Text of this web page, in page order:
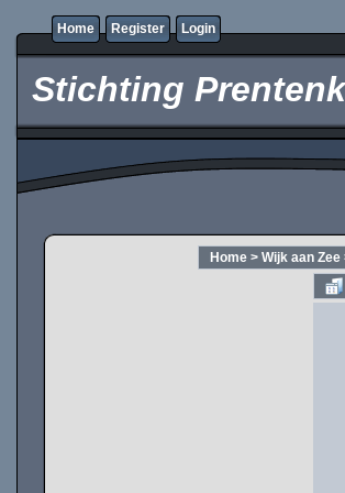
Home Register Login
Stichting
Home> Wijk aan Zee